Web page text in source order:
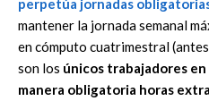
perpetúa jornadas
mantener la jornada semanal
en cómputo cuatrimestral
son los únicos trabajadores
manera obligatoria horas